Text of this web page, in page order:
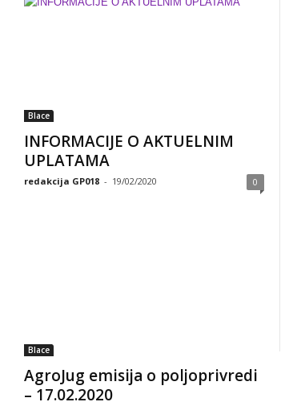
Blace
INFORMACIJE O AKTUELNIM
UPLATAMA
redakcija GP018 - 19/02/2020 0
Blace
AgroJug emisija o poljoprivredi
– 17.02.2020